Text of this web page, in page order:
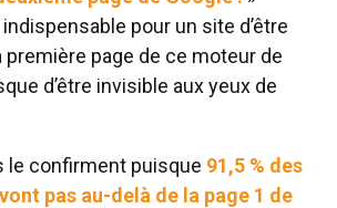
pour un site d’être
page de ce moteur de
d’être invisible aux yeux de
le confirment puisque 91,5 % des
pas au-delà de la page 1 de